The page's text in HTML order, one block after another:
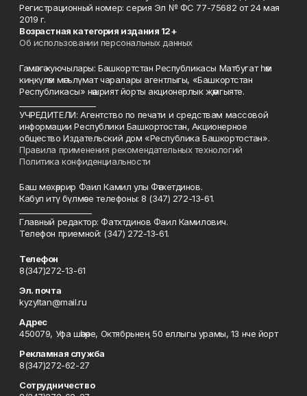
Регистрационный номер: серия Эл № ФС 77-75682 от 24 мая
2019 г.
Возрастная категория издания 12+
Об использовании персональных данных
Гамәлгә куючылары: Башкортстан Республикасы Матбугат һәм
киңкүләм мәгълүмат чаралары агентлыгы, «Башкортстан
Республикасы» нәшрият йорты акционерлык җәмгыяте.
УЧРЕДИТЕЛИ: Агентство по печати и средствам массовой
информации Республики Башкортостан, Акционерное
общество Издательский дом «Республика Башкортостан».
Правила применения рекомендательных технологий
Политика конфиденциальности
Баш мөхәррир Фаил Камил улы Фәтхетдинов.
Кабул итү бүлмәсе телефоны: 8 (347) 272-13-61.
Главный редактор: Фатхтдинов Фаил Камилович.
Телефон приемной: (347) 272-13-61.
Телефон
8(347)272-13-61
Эл. почта
kyzyltan@mail.ru
Адрес
450079, Уфа шәһәре, Октябрьнең 50 еллыгы урамы, 13 нче йорт
Рекламная служба
8(347)272-62-27
Сотрудничество